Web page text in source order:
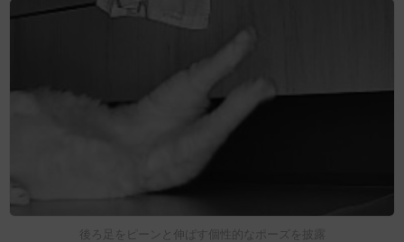
後ろ足をピーンと伸ばす個性的なポーズを披露